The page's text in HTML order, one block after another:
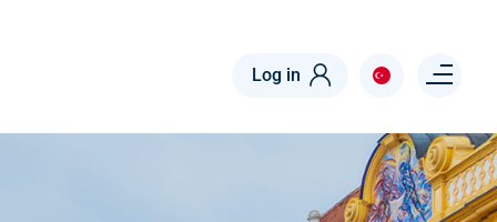
Log in Menu right